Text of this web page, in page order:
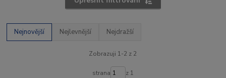
Nejnovější Nejlevnější Nejdražší
Zobrazuji 1-2 z 2
strana z 1